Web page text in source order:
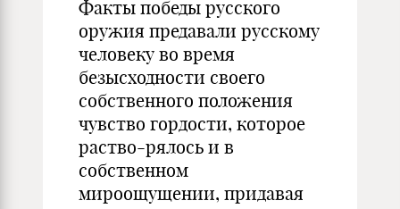
Факты победы русского
оружия предавали русскому
человеку во время
безысходности своего
собственного положения
чувство гордости, которое
раство-рялось и в
собственном
мироощущении, придавая